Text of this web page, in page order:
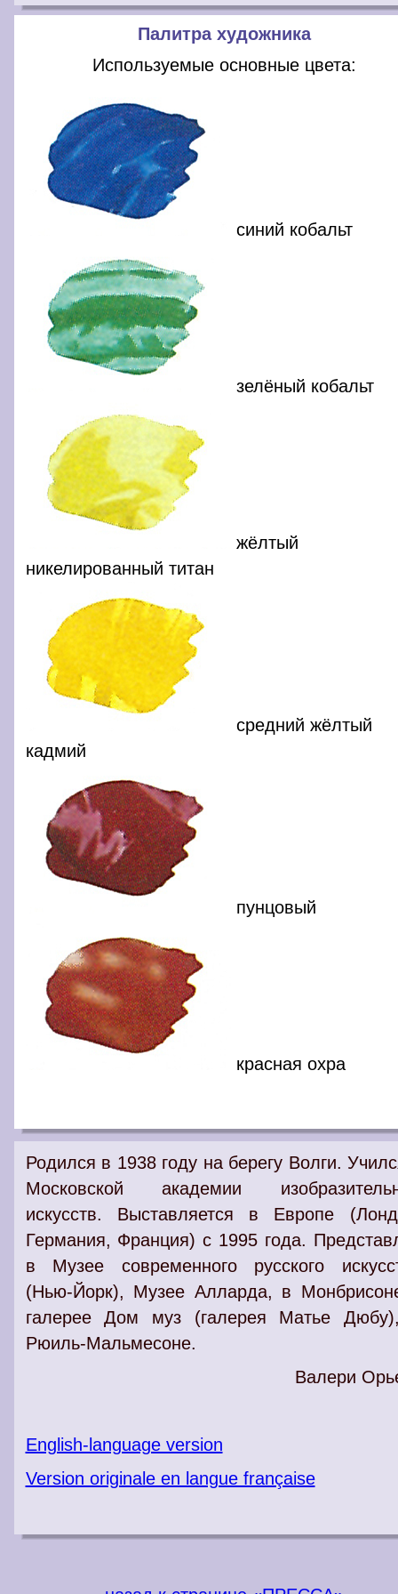
Палитра художника
Используемые основные цвета:
синий кобальт
зелёный кобальт
жёлтый
никелированный титан
средний жёлтый
кадмий
пунцовый
красная охра
Родился в 1938 году на берегу Волги.
Московской академии
искусств. Выставляется в Европе
Германия, Франция) с 1995 года.
в Музее современного русского
(Нью-Йорк), Музее Алларда, в
галерее Дом муз (галерея Матье
Рюиль-Мальмесоне.
Валери
English-language version
Version originale en langue française